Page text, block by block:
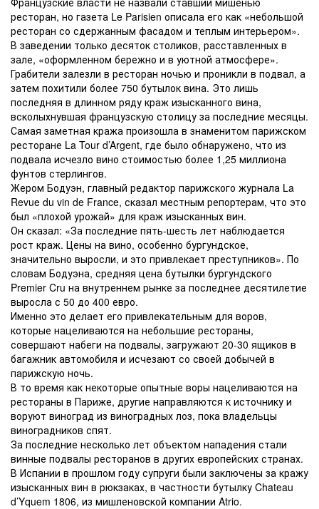
ресторан, но газета Le Parisien описала его как «небольшой
ресторан со сдержанным фасадом и теплым интерьером».
В заведении только десяток столиков, расставленных в
зале, «оформленном бережно и в уютной атмосфере».
Грабители залезли в ресторан ночью и проникли в подвал, а
затем похитили более 750 бутылок вина. Это лишь
последняя в длинном ряду краж изысканного вина,
всколыхнувшая французскую столицу за последние месяцы.
Самая заметная кража произошла в знаменитом парижском
ресторане La Tour d’Argent, где было обнаружено, что из
подвала исчезло вино стоимостью более 1,25 миллиона
фунтов стерлингов.
Жером Бодуэн, главный редактор парижского журнала La
Revue du vin de France, сказал местным репортерам, что это
был «плохой урожай» для краж изысканных вин.
Он сказал: «За последние пять-шесть лет наблюдается
рост краж. Цены на вино, особенно бургундское,
значительно выросли, и это привлекает преступников». По
словам Бодуэна, средняя цена бутылки бургундского
Premier Cru на внутреннем рынке за последнее десятилетие
выросла с 50 до 400 евро.
Именно это делает его привлекательным для воров,
которые нацеливаются на небольшие рестораны,
совершают набеги на подвалы, загружают 20-30 ящиков в
багажник автомобиля и исчезают со своей добычей в
парижскую ночь.
В то время как некоторые опытные воры нацеливаются на
рестораны в Париже, другие направляются к источнику и
воруют виноград из виноградных лоз, пока владельцы
виноградников спят.
За последние несколько лет объектом нападения стали
винные подвалы ресторанов в других европейских странах.
В Испании в прошлом году супруги были заключены за кражу
изысканных вин в рюкзаках, в частности бутылку Chateau
d’Yquem 1806, из мишленовской компании Atrio.